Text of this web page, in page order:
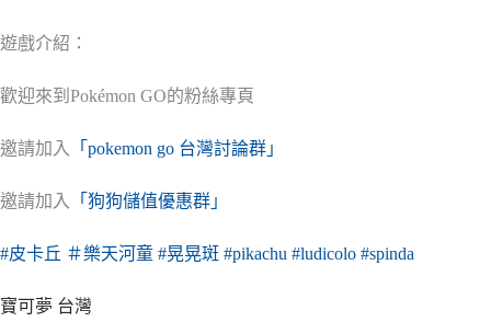
NT$30
遊戲介紹：
歡迎來到Pokémon GO的粉絲專頁
邀請加入 「pokemon go 台灣討論群」
邀請加入 「狗狗儲值優惠群」
#皮卡丘 ＃樂天河童 #晃晃斑 #pikachu #ludicolo #spinda
寶可夢 台灣